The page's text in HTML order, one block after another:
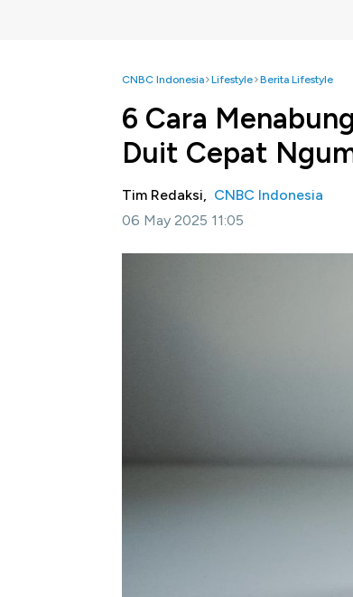
CNBC Indonesia Lifestyle Berita Lifestyle
6 Cara
Duit Cepat
Tim Redaksi, CNBC Indonesia
06 May 2025 11:05